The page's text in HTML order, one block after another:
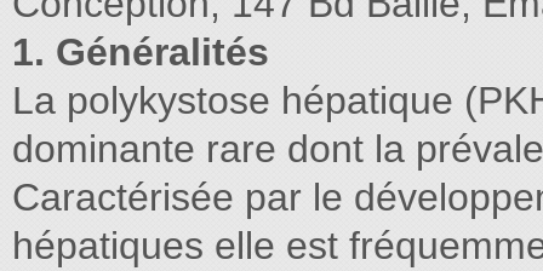
1. Généralités
La polykystose hépatique
dominante rare dont la
Caractérisée par le
hépatiques elle est